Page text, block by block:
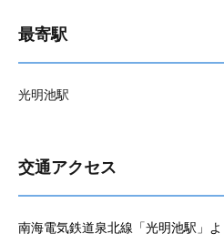
最寄駅
光明池駅
交通アクセス
南海電気鉄道泉北線「光明池駅」